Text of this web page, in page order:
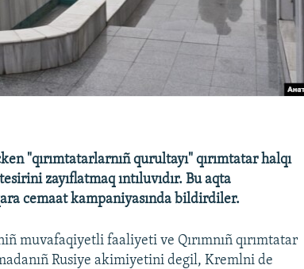
"qırımtatarlarnıñ qurultayı" qırımtatar halqı
zayıflatmaq ıntıluvıdır. Bu aqta
cemaat kampaniyasında bildirdiler.
muvafaqiyetli faaliyeti ve Qırımnıñ qırımtatar
Rusiye akimiyetini degil, Kremlni de